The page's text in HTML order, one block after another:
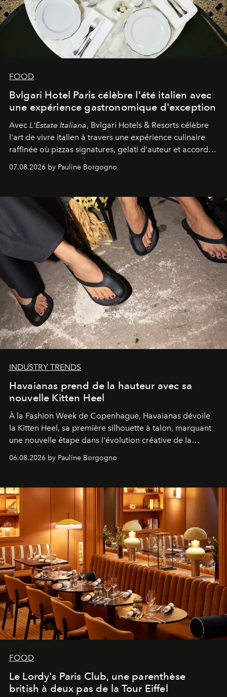
FOOD
Bvlgari Hotel Paris célèbre l'été italien avec
une expérience gastronomique d'exception
Avec L'Estate Italiana, Bvlgari Hotels & Resorts célèbre
l'art de vivre italien à travers une expérience culinaire
raffinée où pizzas signatures, gelati d'auteur et accords
d'exception composent un véritable voyage sensoriel.
07.08.2026 by Pauline Borgogno
INDUSTRY TRENDS
Havaianas prend de la hauteur avec sa
nouvelle Kitten Heel
À la Fashion Week de Copenhague, Havaianas dévoile
la Kitten Heel, sa première silhouette à talon, marquant
une nouvelle étape dans l'évolution créative de la
06.08.2026 by Pauline Borgogno
FOOD
Le Lordy's Paris Club, une parenthèse
british à deux pas de la Tour Eiffel